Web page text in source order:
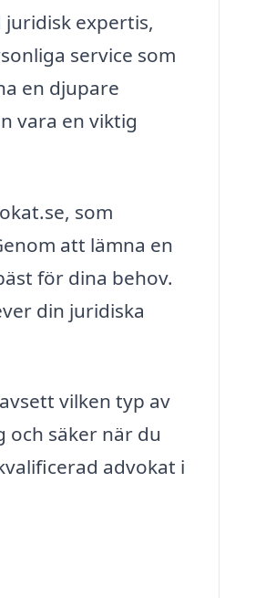
expertis,
service som
en djupare
vara en viktig
som
att lämna en
för dina behov.
din juridiska
vilken typ av
säker när du
advokat i